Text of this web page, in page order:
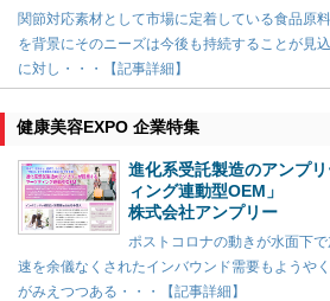
関節対応素材として市場に定着している食品原
を背景にそのニーズは今後も持続することが見
に対し・・・【記事詳細】
健康美容EXPO 企業特集
進化系受託製造のアンプ
ィング連動型OEM」
株式会社アンプリー
ポストコロナの動きが水面下
速を余儀なくされたインバウンド需要もようや
がみえつつある・・・【記事詳細】